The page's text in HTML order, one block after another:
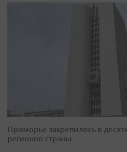
Приморье закрепилось в
регионов страны